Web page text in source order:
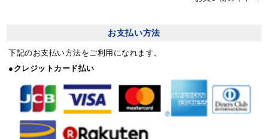
お支払い方法
下記のお支払い方法をご利用になれます。
●クレジットカード払い